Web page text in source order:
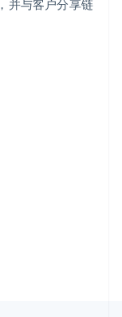
并与客户分享链